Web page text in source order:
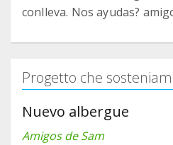
conlleva. Nos ayudas?
Progetto che
Nuevo albergue
Amigos de Sam